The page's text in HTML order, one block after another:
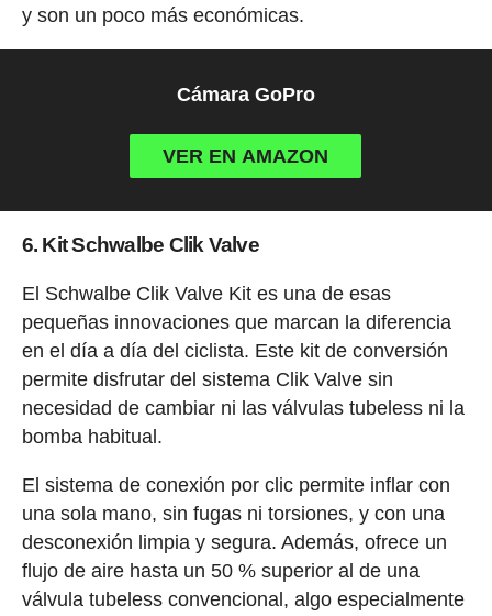
y son un poco más económicas.
Cámara GoPro
VER EN AMAZON
6. Kit Schwalbe Clik Valve
El Schwalbe Clik Valve Kit es una de esas
pequeñas innovaciones que marcan la diferencia
en el día a día del ciclista. Este kit de conversión
permite disfrutar del sistema Clik Valve sin
necesidad de cambiar ni las válvulas tubeless ni la
bomba habitual.
El sistema de conexión por clic permite inflar con
una sola mano, sin fugas ni torsiones, y con una
desconexión limpia y segura. Además, ofrece un
flujo de aire hasta un 50 % superior al de una
válvula tubeless convencional, algo especialmente